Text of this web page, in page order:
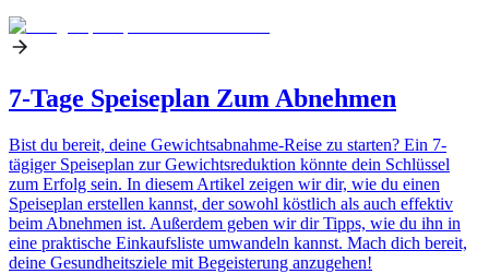
7-Tage Speiseplan Zum Abnehmen
Bist du bereit, deine Gewichtsabnahme-Reise zu starten? Ein 7-
tägiger Speiseplan zur Gewichtsreduktion könnte dein Schlüssel
zum Erfolg sein. In diesem Artikel zeigen wir dir, wie du einen
Speiseplan erstellen kannst, der sowohl köstlich als auch effektiv
beim Abnehmen ist. Außerdem geben wir dir Tipps, wie du ihn in
eine praktische Einkaufsliste umwandeln kannst. Mach dich bereit,
deine Gesundheitsziele mit Begeisterung anzugehen!